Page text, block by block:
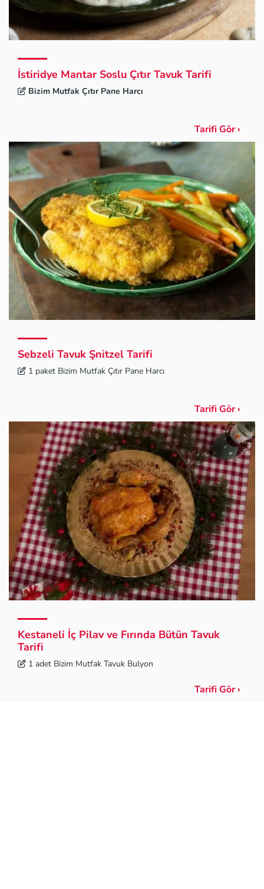
İstiridye Mantar Soslu Çıtır Tavuk Tarifi
Bizim Mutfak Çıtır Pane Harcı
Tarifi Gör ›
Sebzeli Tavuk Şnitzel Tarifi
1 paket Bizim Mutfak Çıtır Pane Harcı
Tarifi Gör ›
Kestaneli İç Pilav ve Fırında Bütün Tavuk
Tarifi
1 adet Bizim Mutfak Tavuk Bulyon
Tarifi Gör ›